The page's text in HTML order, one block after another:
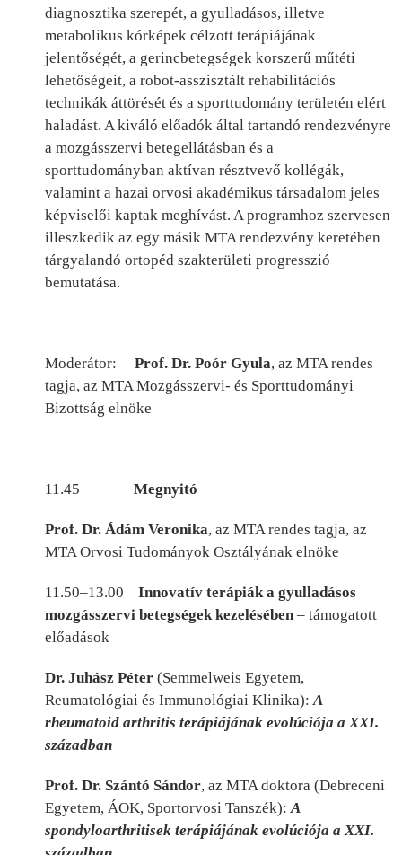
diagnosztika szerepét, a gyulladásos, illetve
metabolikus kórképek célzott terápiájának
jelentőségét, a gerincbetegségek korszerű műtéti
lehetőségeit, a robot-asszisztált rehabilitációs
technikák áttörését és a sporttudomány területén elért
haladást. A kiváló előadók által tartandó rendezvényre
a mozgásszervi betegellátásban és a
sporttudományban aktívan résztvevő kollégák,
valamint a hazai orvosi akadémikus társadalom jeles
képviselői kaptak meghívást. A programhoz szervesen
illeszkedik az egy másik MTA rendezvény keretében
tárgyalandó ortopéd szakterületi progresszió
bemutatása.
Moderátor: Prof. Dr. Poór Gyula, az MTA rendes
tagja, az MTA Mozgásszervi- és Sporttudományi
Bizottság elnöke
11.45 Megnyitó
Prof. Dr. Ádám Veronika, az MTA rendes tagja, az
MTA Orvosi Tudományok Osztályának elnöke
11.50–13.00 Innovatív terápiák a gyulladásos
mozgásszervi betegségek kezelésében – támogatott
előadások
Dr. Juhász Péter (Semmelweis Egyetem,
Reumatológiai és Immunológiai Klinika): A
rheumatoid arthritis terápiájának evolúciója a XXI.
században
Prof. Dr. Szántó Sándor, az MTA doktora (Debreceni
Egyetem, ÁOK, Sportorvosi Tanszék): A
spondyloarthritisek terápiájának evolúciója a XXI.